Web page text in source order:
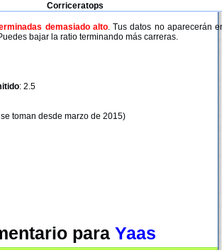
Corriceratops
demasiado alto. Tus datos no aparecerán
bajar la ratio terminando más carreras.
: 2.5
toman desde marzo de 2015)
para Yaas